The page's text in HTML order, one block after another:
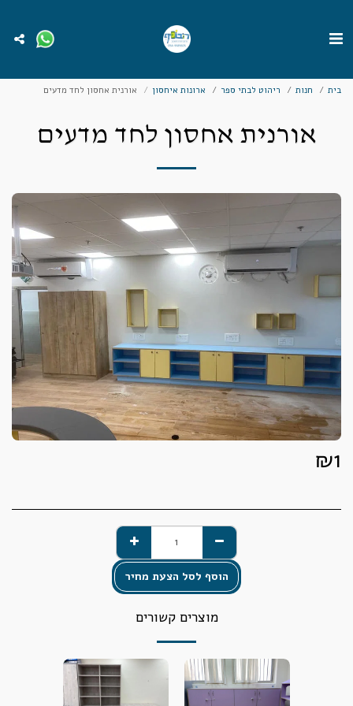
בית חנות ריהוט לבתי ספר ארונות איחסון אורנית אחסון לחד מדעים
אורנית אחסון לחד מדעים
₪1
הוסף לסל הצעת מחיר
מוצרים קשורים